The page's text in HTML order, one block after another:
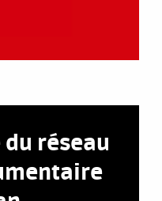
réseau